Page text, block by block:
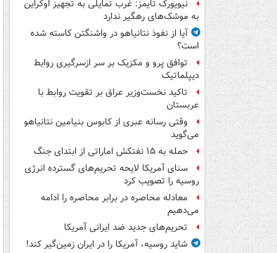
نیویورک تایمز: غرب تمایلی به تجهیز اوکراین
به موشک‌های رهگیر ندارد
آیا از نفوذ نتانیاهو در واشنگتن کاسته شده
است؟
توافق پرو و مکزیک بر سر ازسرگیری روابط
دیپلماتیک
تاکید نخست‌وزیر عراق بر تقویت روابط با
عربستان
وقتی رسانه عبری از کابوس بنیامین نتانیاهو
می‌گوید
حمله به ۱۵ نفتکش‌ اماراتی از ابتدای جنگ
سنای آمریکا لایحه تحریم‌های گسترده انرژی
روسیه را تصویب کرد
معادله محاصره در برابر محاصره را ادامه
می‌دهیم
تحریم‌های جدید ضد ایرانی آمریکا
شاید روسیه، آمریکا را در ایران زمین‌گیر کند!